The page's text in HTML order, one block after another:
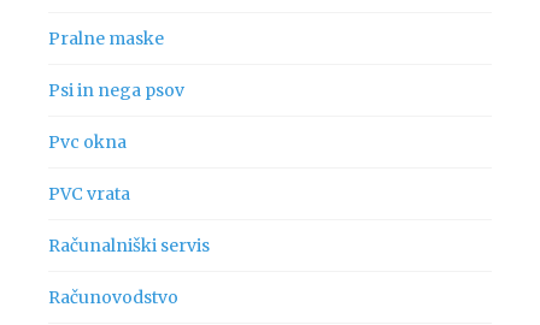
Pralne maske
Psi in nega psov
Pvc okna
PVC vrata
Računalniški servis
Računovodstvo